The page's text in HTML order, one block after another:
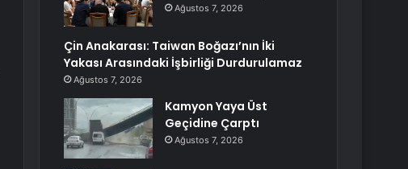
Ağustos 7, 2026
Çin Anakarası: Taiwan Boğazı’nın İki
Yakası Arasındaki İşbirliği Durdurulamaz
Ağustos 7, 2026
Kamyon Yaya Üst
Geçidine Çarptı
Ağustos 7, 2026